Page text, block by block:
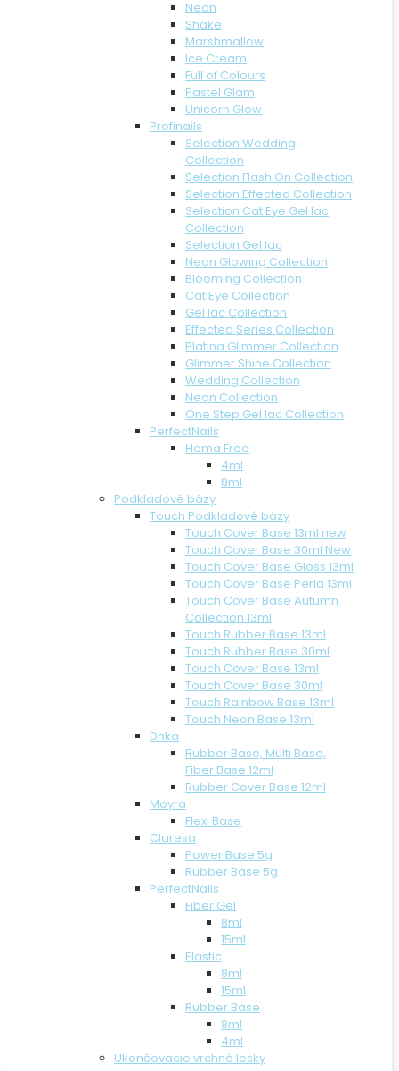
Neon
Shake
Marshmallow
Ice Cream
Full of Colours
Pastel Glam
Unicorn Glow
Profinails
Selection Wedding
Collection
Selection Flash On Collection
Selection Effected Collection
Selection Cat Eye Gel lac
Collection
Selection Gel lac
Neon Glowing Collection
Blooming Collection
Cat Eye Collection
Gel lac Collection
Effected Series Collection
Platina Glimmer Collection
Glimmer Shine Collection
Wedding Collection
Neon Collection
One Step Gel lac Collection
PerfectNails
Hema Free
4ml
8ml
Podkladové bázy
Touch Podkladové bázy
Touch Cover Base 13ml new
Touch Cover Base 30ml New
Touch Cover Base Gloss 13ml
Touch Cover Base Perla 13ml
Touch Cover Base Autumn
Collection 13ml
Touch Rubber Base 13ml
Touch Rubber Base 30ml
Touch Cover Base 13ml
Touch Cover Base 30ml
Touch Rainbow Base 13ml
Touch Neon Base 13ml
Dnka
Rubber Base, Multi Base,
Fiber Base 12ml
Rubber Cover Base 12ml
Moyra
Flexi Base
Claresa
Power Base 5g
Rubber Base 5g
PerfectNails
Fiber Gel
8ml
15ml
Elastic
8ml
15ml
Rubber Base
8ml
4ml
Ukončovacie vrchné lesky